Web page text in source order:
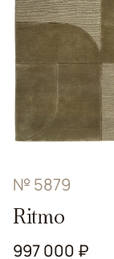
№ 5879
Ritmo
997 000 ₽